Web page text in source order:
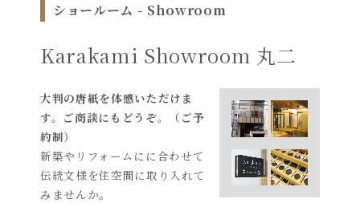
ショールーム - Showroom
Karakami Showroom 丸二
大判の唐紙を体感いただけま
す。ご商談にもどうぞ。（ご予
約制）
新築やリフォームにに合わせて
伝統文様を住空間に取り入れて
みませんか。